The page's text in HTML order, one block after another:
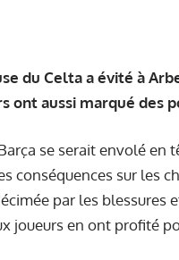
du Celta a évité à
ont aussi marqué des
se serait envolé en
conséquences sur les
par les blessures
joueurs en ont profité